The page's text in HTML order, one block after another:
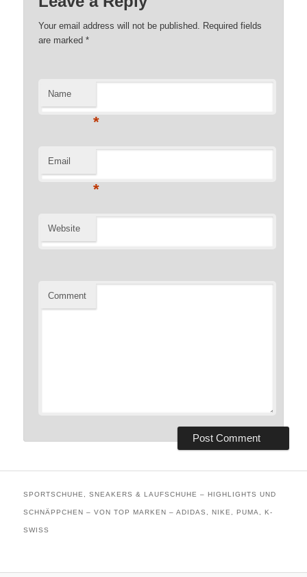
Your email address will not be published. Required fields
are marked*
Name
*
Email
*
Website
Comment
SPORTSCHUHE, SNEAKERS & LAUFSCHUHE – HIGHLIGHTS UND
SCHNÄPPCHEN – VON TOP MARKEN – ADIDAS, NIKE, PUMA, K-
SWISS